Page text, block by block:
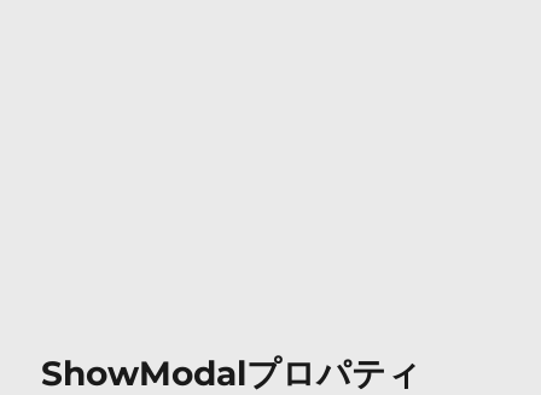
ShowModalプロパティ